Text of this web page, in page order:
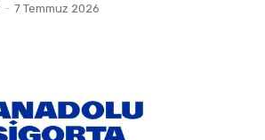
- 7 Temmuz 2026